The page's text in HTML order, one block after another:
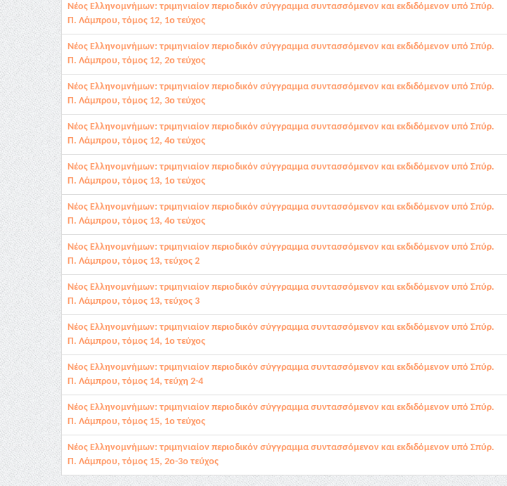
Νέος Ελληνομνήμων: τριμηνιαίον περιοδικόν σύγγραμμα συντασσόμενον και εκδιδόμενον υπό Σπύρ.
Π. Λάμπρου, τόμος 12, 1ο τεύχος
Νέος Ελληνομνήμων: τριμηνιαίον περιοδικόν σύγγραμμα συντασσόμενον και εκδιδόμενον υπό Σπύρ.
Π. Λάμπρου, τόμος 12, 2ο τεύχος
Νέος Ελληνομνήμων: τριμηνιαίον περιοδικόν σύγγραμμα συντασσόμενον και εκδιδόμενον υπό Σπύρ.
Π. Λάμπρου, τόμος 12, 3ο τεύχος
Νέος Ελληνομνήμων: τριμηνιαίον περιοδικόν σύγγραμμα συντασσόμενον και εκδιδόμενον υπό Σπύρ.
Π. Λάμπρου, τόμος 12, 4ο τεύχος
Νέος Ελληνομνήμων: τριμηνιαίον περιοδικόν σύγγραμμα συντασσόμενον και εκδιδόμενον υπό Σπύρ.
Π. Λάμπρου, τόμος 13, 1ο τεύχος
Νέος Ελληνομνήμων: τριμηνιαίον περιοδικόν σύγγραμμα συντασσόμενον και εκδιδόμενον υπό Σπύρ.
Π. Λάμπρου, τόμος 13, 4ο τεύχος
Νέος Ελληνομνήμων: τριμηνιαίον περιοδικόν σύγγραμμα συντασσόμενον και εκδιδόμενον υπό Σπύρ.
Π. Λάμπρου, τόμος 13, τεύχος 2
Νέος Ελληνομνήμων: τριμηνιαίον περιοδικόν σύγγραμμα συντασσόμενον και εκδιδόμενον υπό Σπύρ.
Π. Λάμπρου, τόμος 13, τεύχος 3
Νέος Ελληνομνήμων: τριμηνιαίον περιοδικόν σύγγραμμα συντασσόμενον και εκδιδόμενον υπό Σπύρ.
Π. Λάμπρου, τόμος 14, 1ο τεύχος
Νέος Ελληνομνήμων: τριμηνιαίον περιοδικόν σύγγραμμα συντασσόμενον και εκδιδόμενον υπό Σπύρ.
Π. Λάμπρου, τόμος 14, τεύχη 2-4
Νέος Ελληνομνήμων: τριμηνιαίον περιοδικόν σύγγραμμα συντασσόμενον και εκδιδόμενον υπό Σπύρ.
Π. Λάμπρου, τόμος 15, 1ο τεύχος
Νέος Ελληνομνήμων: τριμηνιαίον περιοδικόν σύγγραμμα συντασσόμενον και εκδιδόμενον υπό Σπύρ.
Π. Λάμπρου, τόμος 15, 2ο-3ο τεύχος